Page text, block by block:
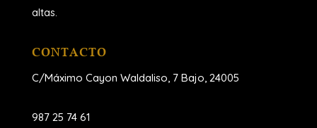
altas.
CONTACTO
C/Máximo Cayon Waldaliso, 7 Bajo, 24005
987 25 74 61